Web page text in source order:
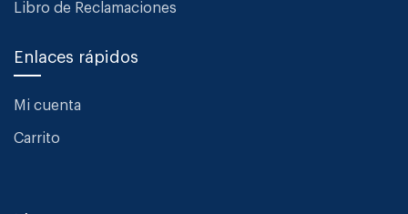
Libro de Reclamaciones
Enlaces rápidos
Mi cuenta
Carrito